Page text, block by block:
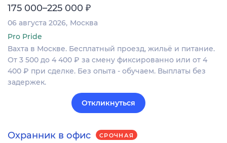
175 000–225 000 ₽
06 августа 2026 Москва
Pro Pride
Вахта в Москве. Бесплатный проезд, жильё и питание.
От 3 500 до 4 400 ₽ за смену фиксированно или от 4
400 ₽ при сделке. Без опыта - обучаем. Выплаты без
задержек.
Откликнуться
Охранник в офис СРОЧНАЯ